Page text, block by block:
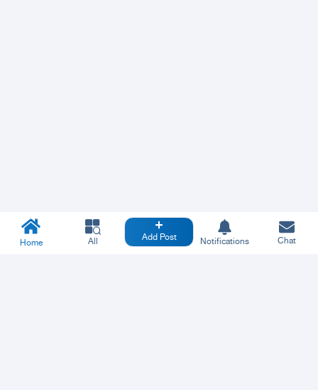
Home All Add Post Notifications Chat